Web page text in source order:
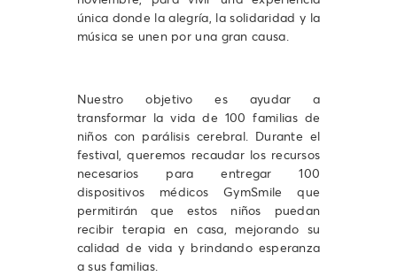
única donde la alegría, la solidaridad y la
música se unen por una gran causa.
Nuestro objetivo es ayudar a
transformar la vida de 100 familias de
niños con parálisis cerebral. Durante el
festival, queremos recaudar los recursos
necesarios para entregar 100
dispositivos médicos GymSmile que
permitirán que estos niños puedan
recibir terapia en casa, mejorando su
calidad de vida y brindando esperanza
a sus familias.